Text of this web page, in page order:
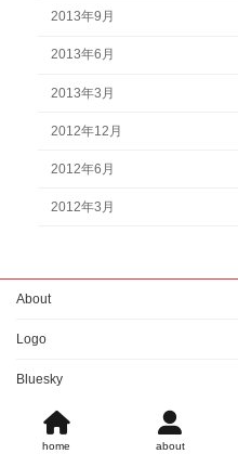
2013年9月
2013年6月
2013年3月
2012年12月
2012年6月
2012年3月
About
Logo
Bluesky
Copyright © ねこみみ隊長
home about